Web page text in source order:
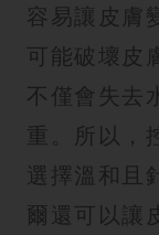
容易讓皮膚
可能破壞皮
不僅會失去
重。所以，
選擇溫和且
爾還可以讓